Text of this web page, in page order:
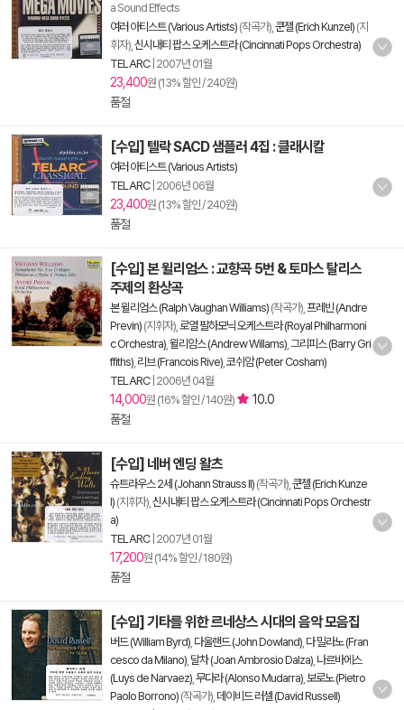
a Sound Effects
여러 아티스트 (Various Artists) (작곡가), 쿤젤 (Erich Kunzel) (지
휘자), 신시내티 팝스 오케스트라 (Cincinnati Pops Orchestra)
TELARC| 2007년 01월
23,400원 (13% 할인 / 240원)
품절
[수입] 텔락 SACD 샘플러 4집 : 클래시칼
여러 아티스트 (Various Artists)
TELARC| 2006년 06월
23,400원 (13% 할인 / 240원)
품절
[수입] 본 윌리엄스 : 교향곡 5번 & 토마스 탈리스
주제의 환상곡
본 윌리엄스 (Ralph Vaughan Williams) (작곡가), 프레빈 (Andre
Previn) (지휘자), 로열 필하모닉 오케스트라 (Royal Philharmoni
c Orchestra) 윌리암스 (Andrew Willams) 그리피스 (Barry Gri
ffiths) 리브 (Francois Rive) 코쉬암 (Peter Cosham)
TELARC| 2006년 04월
14,000원 (16% 할인 / 140원)
10.0
품절
[수입] 네버 엔딩 왈츠
슈트라우스 2세 (Johann Strauss II) (작곡가), 쿤젤 (Erich Kunze
l) (지휘자), 신시내티 팝스 오케스트라 (Cincinnati Pops Orchestr
a)
TELARC| 2007년 01월
17,200원 (14% 할인 / 180원)
품절
[수입] 기타를 위한 르네상스 시대의 음악 모음집
버드 (William Byrd) 다울랜드 (John Dowland) 다 밀라노 (Fran
cesco da Milano) 달차 (Joan Ambrosio Dalza) 나르바에스
(Luys de Narvaez) 무다라 (Alonso Mudarra) 보로노 (Pietro
Paolo Borrono) (작곡가), 데이비드 러셀 (David Russell)